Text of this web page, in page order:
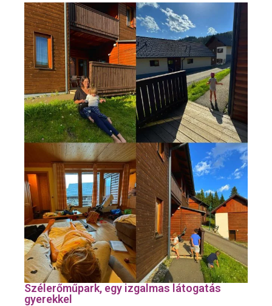
Szélerőműpark, egy izgalmas látogatás
gyerekkel​